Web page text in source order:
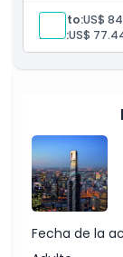
icónico
perfectas
emociones en
Incluye
rápido,
Adulto:US$
Niño:US$
Fecha de la